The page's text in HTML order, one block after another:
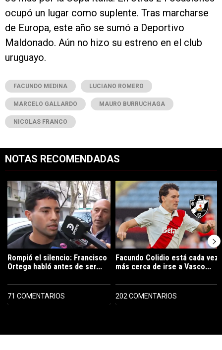
ocupó un lugar como suplente. Tras marcharse
de Europa, este año se sumó a Deportivo
Maldonado. Aún no hizo su estreno en el club
uruguayo.
FACUNDO MEDINA LUCIANO ROMERO
MARCELO GALLARDO MAURO BURRUCHAGA
NICOLAS FRANCO
NOTAS RECOMENDADAS
Un artículo de tendencia con el título "Rompió el silencio: Francisco
Rompió el silencio: Francisco
Ortega habló antes de ser...
71 COMENTARIOS
Un artículo de tendencia con el
Facundo Colidio está cada vez
más cerca de irse a Vasco...
202 COMENTARIOS